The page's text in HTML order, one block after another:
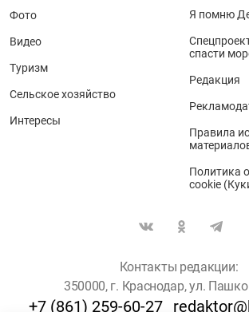
Фото
Видео
Туризм
Сельское хозяйство
Интересы
Я помню
спасти
Редакция
Правила
Политика
cookie
Контакты редакции:
350000, г. Краснодар, ул.
+7 (861) 259-60-27